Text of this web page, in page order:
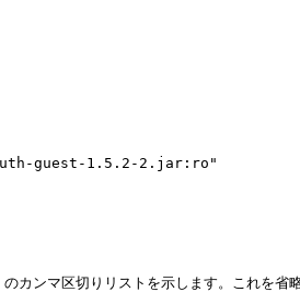
区切りリストを示します。これを省略